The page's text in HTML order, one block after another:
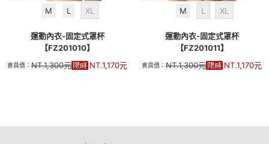
M L XL
運動內衣-固定式罩杯
【FZ201010】
會員價： NT.1,300元 NT.1,170元
M L XL
運動內衣-固定式罩杯
【FZ201011】
會員價： NT.1,300元 NT.1,170元